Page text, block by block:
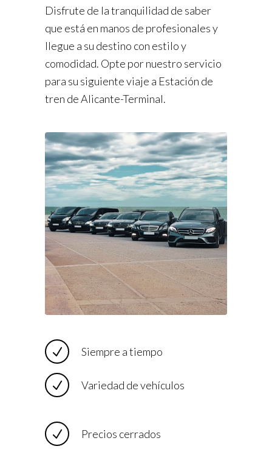
Disfrute de la tranquilidad de saber
que está en manos de profesionales y
llegue a su destino con estilo y
comodidad. Opte por nuestro servicio
para su siguiente viaje a Estación de
tren de Alicante-Terminal.
Siempre a tiempo
Variedad de vehículos
Precios cerrados